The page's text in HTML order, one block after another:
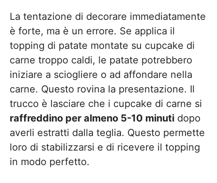
La tentazione di decorare immediatamente
è forte, ma è un errore. Se applica il
topping di patate montate su cupcake di
carne troppo caldi, le patate potrebbero
iniziare a sciogliere o ad affondare nella
carne. Questo rovina la presentazione. Il
trucco è lasciare che i cupcake di carne si
raffreddino per almeno 5-10 minuti dopo
averli estratti dalla teglia. Questo permette
loro di stabilizzarsi e di ricevere il topping
in modo perfetto.